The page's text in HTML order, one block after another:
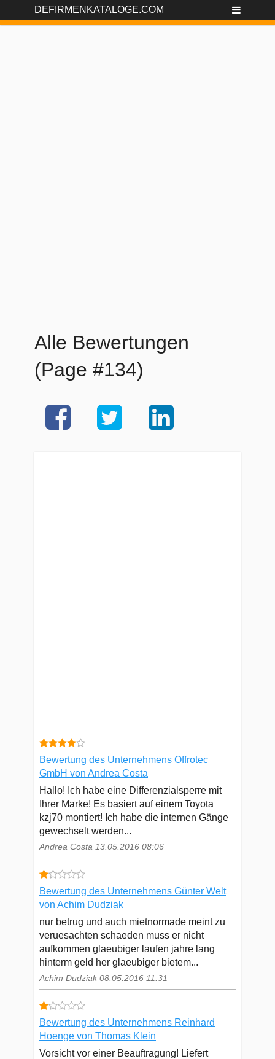
DEFIRMENKATALOGE.COM
Alle Bewertungen
(Page #134)
Bewertung des Unternehmens Offrotec
GmbH von Andrea Costa
Hallo! Ich habe eine Differenzialsperre mit
Ihrer Marke! Es basiert auf einem Toyota
kzj70 montiert! Ich habe die internen Gänge
gewechselt werden...
Andrea Costa 13.05.2016 08:06
Bewertung des Unternehmens Günter Welt
von Achim Dudziak
nur betrug und auch mietnormade meint zu
veruesachten schaeden muss er nicht
aufkommen glaeubiger laufen jahre lang
hinterm geld her glaeubiger bietem...
Achim Dudziak 08.05.2016 11:31
Bewertung des Unternehmens Reinhard
Hoenge von Thomas Klein
Vorsicht vor einer Beauftragung! Liefert